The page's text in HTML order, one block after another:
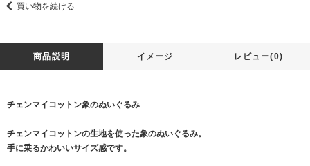
買い物を続ける
商品説明 イメージ レビュー(0)
チェンマイコットン象のぬいぐるみ
チェンマイコットンの生地を使った象のぬいぐるみ。
手に乗るかわいいサイズ感です。